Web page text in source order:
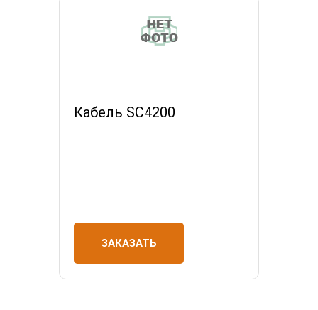
Кабель SC4200
ЗАКАЗАТЬ